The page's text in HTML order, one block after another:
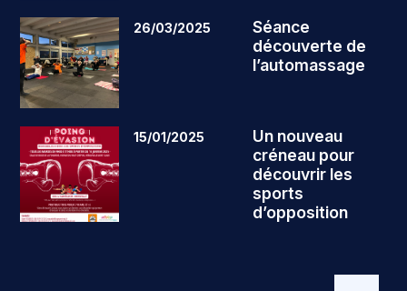
26/03/2025
Séance
découverte de
l’automassage
15/01/2025
Un nouveau
créneau pour
découvrir les
sports
d’opposition